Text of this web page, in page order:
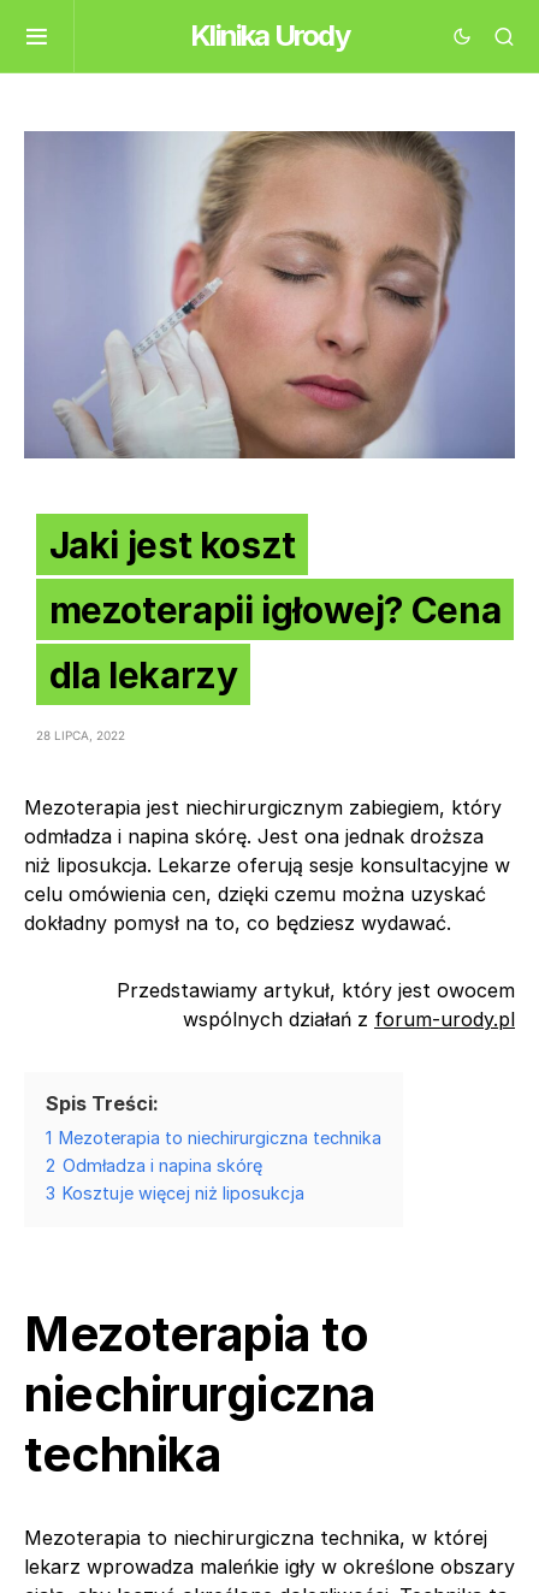
Klinika Urody
Jaki jest koszt
mezoterapii igłowej? Cena
dla lekarzy
28 LIPCA, 2022
Mezoterapia jest niechirurgicznym zabiegiem, który
odmładza i napina skórę. Jest ona jednak droższa
niż liposukcja. Lekarze oferują sesje konsultacyjne w
celu omówienia cen, dzięki czemu można uzyskać
dokładny pomysł na to, co będziesz wydawać.
Przedstawiamy artykuł, który jest owocem
wspólnych działań z forum-urody.pl
Spis Treści:
1 Mezoterapia to niechirurgiczna technika
2 Odmładza i napina skórę
3 Kosztuje więcej niż liposukcja
Mezoterapia to
niechirurgiczna
technika
Mezoterapia to niechirurgiczna technika, w której
lekarz wprowadza maleńkie igły w określone obszary